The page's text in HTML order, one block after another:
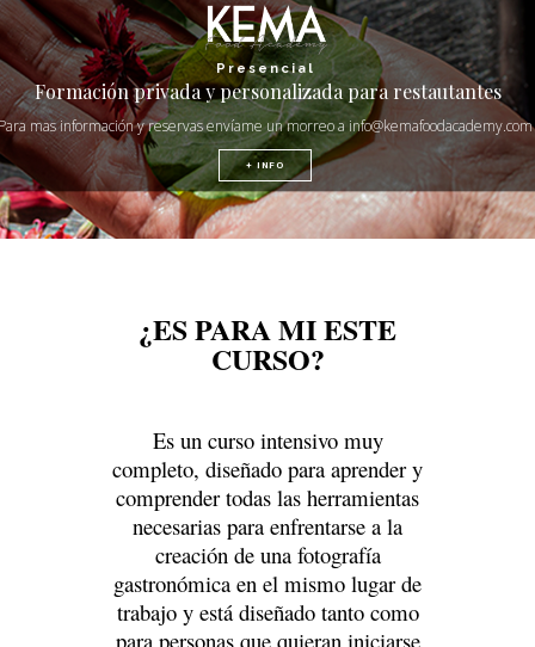
Formación privada y personalizada para restautantes
Presencial
+ INFO
mas información y reservas envíame un morreo a info@kemafoodacademy.com
¿ES PARA MI ESTE
CURSO?
Es un curso intensivo muy
completo, diseñado para aprender y
comprender todas las herramientas
necesarias para enfrentarse a la
creación de una fotografía
gastronómica en el mismo lugar de
trabajo y está diseñado tanto como
para personas que quieran iniciarse